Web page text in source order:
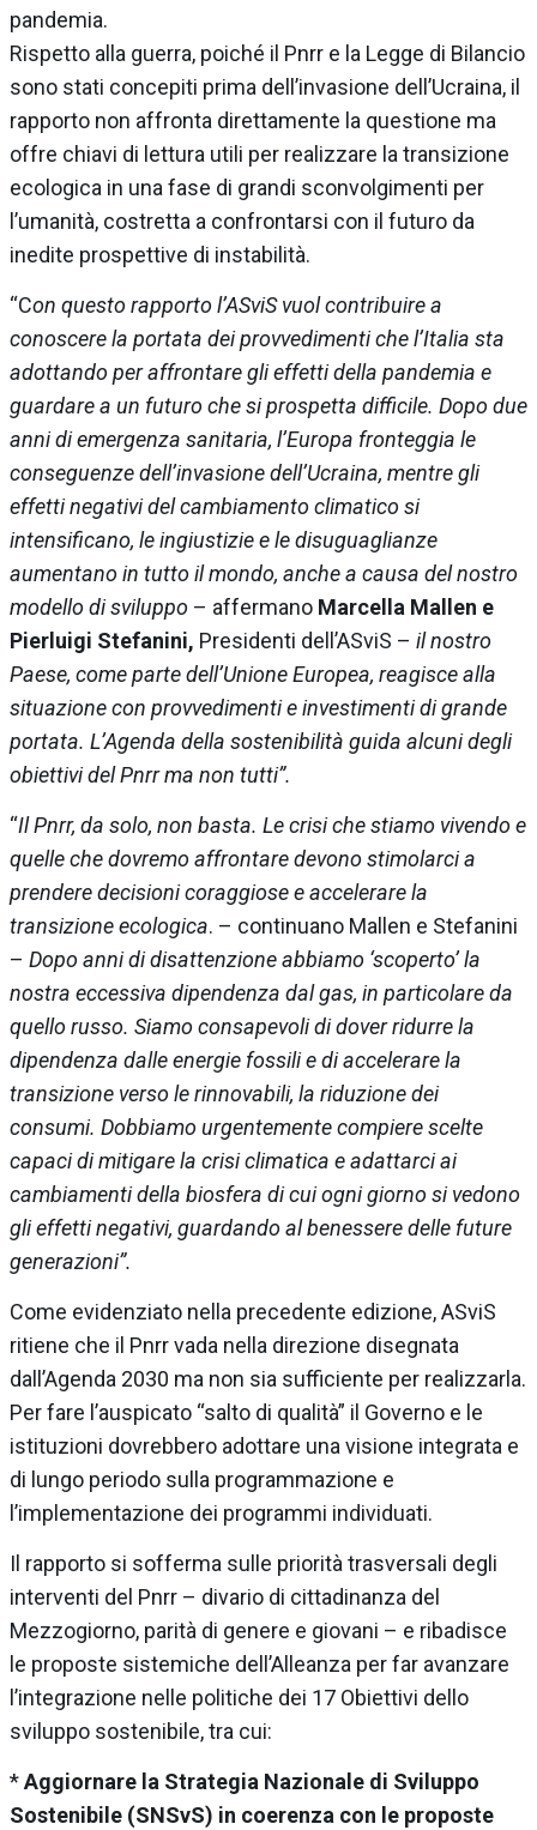
pandemia.
Rispetto alla guerra, poiché il Pnrr e la Legge di Bilancio
sono stati concepiti prima dell’invasione dell’Ucraina, il
rapporto non affronta direttamente la questione ma
offre chiavi di lettura utili per realizzare la transizione
ecologica in una fase di grandi sconvolgimenti per
l’umanità, costretta a confrontarsi con il futuro da
inedite prospettive di instabilità.
“Con questo rapporto l’ASviS vuol contribuire a
conoscere la portata dei provvedimenti che l’Italia sta
adottando per affrontare gli effetti della pandemia e
guardare a un futuro che si prospetta difficile. Dopo due
anni di emergenza sanitaria, l’Europa fronteggia le
conseguenze dell’invasione dell’Ucraina, mentre gli
effettinegativi del cambiamento climatico si
intensificano, le ingiustizie e le disuguaglianze
aumentano in tutto ilmondo, anche a causa del nostro
modello di sviluppo – affermano Marcella Mallen e
Pierluigi Stefanini, Presidenti dell’ASviS – il nostro
Paese, come parte dell’Unione Europea, reagisce alla
situazione con provvedimenti e investimenti di grande
portata. L’Agenda della sostenibilità guida alcuni degli
obiettivi delPnrr ma non tutti”.
“Il Pnrr, da solo, non basta. Le crisi che stiamo vivendo e
quelle che dovremo affrontare devono stimolarcia
prendere decisioni coraggiose e accelerare la
transizione ecologica. – continuano Mallen e Stefanini
– Dopo anni di disattenzione abbiamo ‘scoperto’ la
nostra eccessiva dipendenza dal gas, in particolare da
quellorusso. Siamo consapevoli di dover ridurre la
dipendenza dalle energie fossili e di accelerare la
transizione verso le rinnovabili, la riduzione dei
consumi. Dobbiamo urgentemente compiere scelte
capaci di mitigare la crisi climatica e adattarci ai
cambiamenti della biosfera di cui ogni giorno si vedono
gli effetti negativi, guardando al benessere delle future
generazioni”.
Come evidenziato nella precedente edizione, ASviS
ritiene che il Pnrr vada nella direzione disegnata
dall’Agenda 2030 ma non sia sufficiente per realizzarla.
Per fare l’auspicato “salto di qualità” il Governo e le
istituzioni dovrebbero adottare una visione integrata e
di lungo periodo sulla programmazione e
l’implementazione dei programmi individuati.
Il rapporto si sofferma sulle priorità trasversali degli
interventi del Pnrr – divario di cittadinanza del
Mezzogiorno, parità di genere e giovani – e ribadisce
le proposte sistemiche dell’Alleanza per far avanzare
l’integrazione nelle politiche dei 17 Obiettivi dello
sviluppo sostenibile, tra cui:
*Aggiornare la Strategia Nazionale di Sviluppo
Sostenibile (SNSvS) in coerenza con le proposte